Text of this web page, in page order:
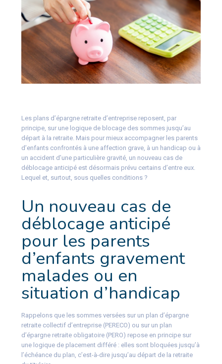
Les plans d’épargne retraite d’entreprise reposent, par
principe, sur une logique de blocage des sommes jusqu’au
départ à la retraite. Mais pour mieux accompagner les parents
d’enfants confrontés à une affection grave, à un handicap ou à
un accident d’une particulière gravité, un nouveau cas de
déblocage anticipé est désormais prévu certains d’entre eux.
Lequel et, surtout, sous quelles conditions ?
Un nouveau cas de
déblocage anticipé
pour les parents
d’enfants gravement
malades ou en
situation d’handicap
Rappelons que les sommes versées sur un plan d’épargne
retraite collectif d’entreprise (PERECO) ou sur un plan
d’épargne retraite obligatoire (PERO) repose en principe sur
une logique de placement différé : elles sont bloquées jusqu’à
l’échéance du plan, c’est-à-dire jusqu’au départ de la retraite